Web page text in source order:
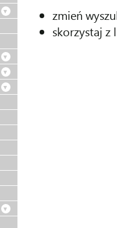
zmień
skorzystaj